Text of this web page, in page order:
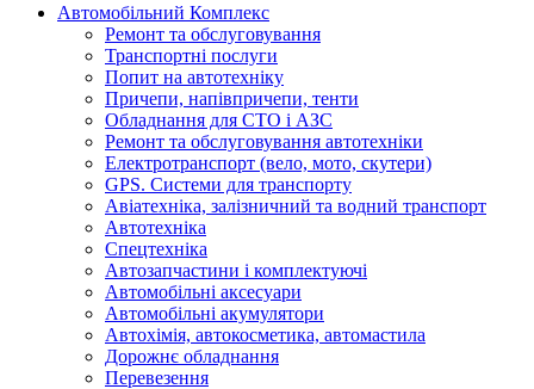
Автомобільний Комплекс
Ремонт та обслуговування
Транспортні послуги
Попит на автотехніку
Причепи, напівпричепи, тенти
Обладнання для СТО і АЗС
Ремонт та обслуговування автотехніки
Електротранспорт (вело, мото, скутери)
GPS. Системи для транспорту
Авіатехніка, залізничний та водний транспорт
Автотехніка
Спецтехніка
Автозапчастини і комплектуючі
Автомобільні аксесуари
Автомобільні акумулятори
Автохімія, автокосметика, автомастила
Дорожнє обладнання
Перевезення